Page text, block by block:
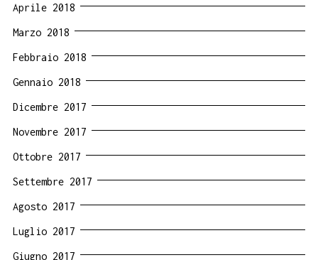
Aprile 2018
Marzo 2018
Febbraio 2018
Gennaio 2018
Dicembre 2017
Novembre 2017
Ottobre 2017
Settembre 2017
Agosto 2017
Luglio 2017
Giugno 2017